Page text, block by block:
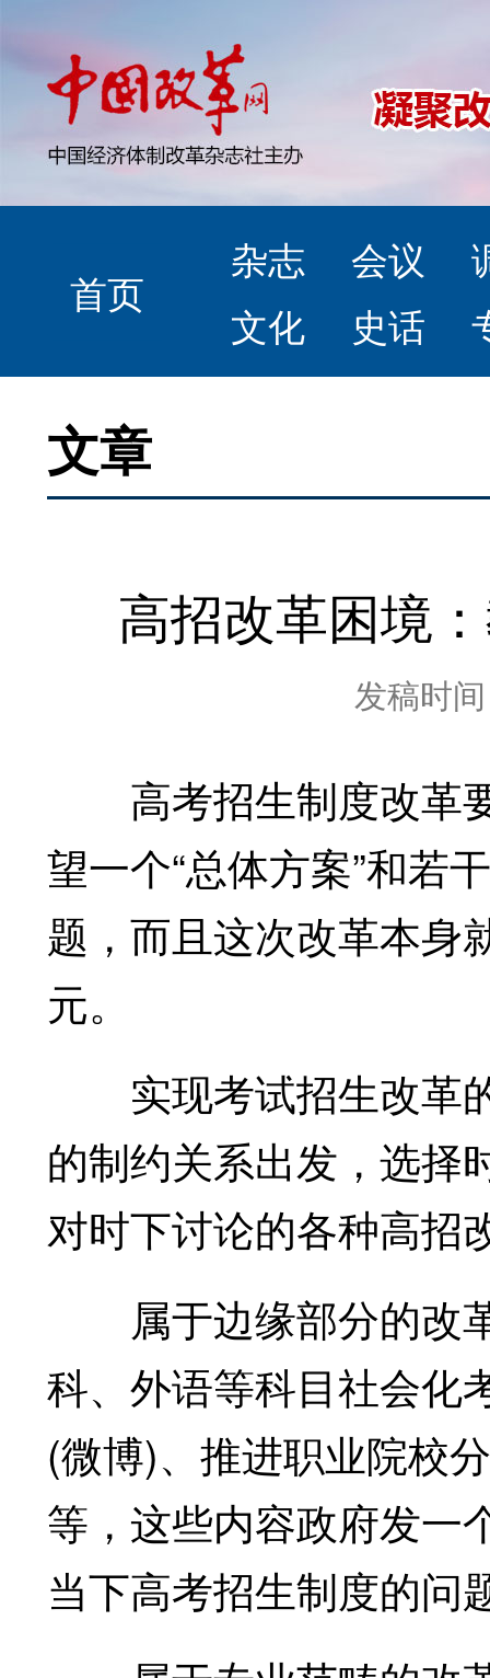
首页
杂志 会议
文化
史话
文章
高招改革困境
发稿时
高考招生制度改革
望一个“总体方案”和若
题，而且这次改革本身
元。
实现考试招生改革
的制约关系出发，选择
对时下讨论的各种高招
属于边缘部分的改
科、外语等科目社会化
(微博)、推进职业院校
等，这些内容政府发一
当下高考招生制度的问